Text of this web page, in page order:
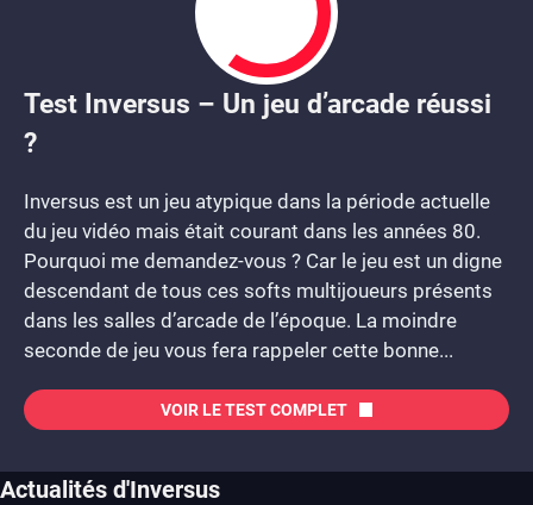
Test Inversus – Un jeu d’arcade réussi
?
Inversus est un jeu atypique dans la période actuelle
du jeu vidéo mais était courant dans les années 80.
Pourquoi me demandez-vous ? Car le jeu est un digne
descendant de tous ces softs multijoueurs présents
dans les salles d’arcade de l’époque. La moindre
seconde de jeu vous fera rappeler cette bonne...
VOIR LE TEST COMPLET
Actualités d'Inversus